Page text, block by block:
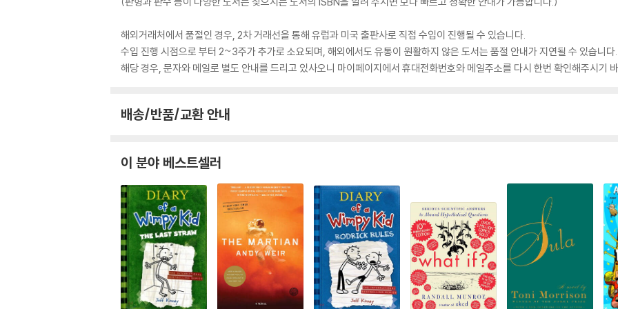
해외거래처에서 품절인 경우, 2차 거래선을 통해 유럽과 미국 출판사로 직접 수입이 진행될 수 있습니다.
수입 진행 시점으로 부터 2~3주가 추가로 소요되며, 해외에서도 유통이 원활하지 않은 도서는 품절 안내가 지연될 수 있습니다.
해당 경우, 문자와 메일로 별도 안내를 드리고 있사오니 마이페이지에서 휴대전화번호와 메일주소를 다시 한번 확인해주시기
배송/반품/교환 안내
이 분야 베스트셀러